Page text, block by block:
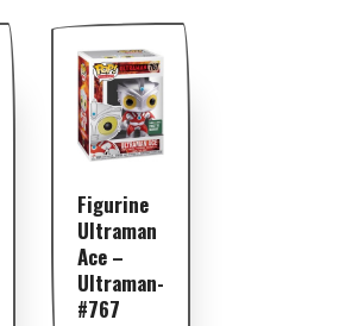
Figurine
Ultraman
Ace –
Ultraman-
#767